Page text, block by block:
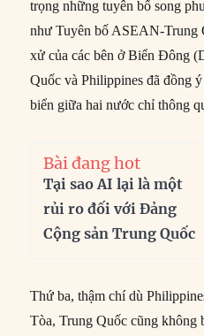
trọng những tuyên bố song
như Tuyên bố ASEAN-Trung
xử của các bên ở Biển Đông
Quốc và Philippines đã đồng
biển giữa hai nước chỉ thông
Bài đang hot
Tại sao AI lại là một
rủi ro đối với Đảng
Cộng sản Trung Quốc
Thứ ba, thậm chí dù
Tòa, Trung Quốc cũng không